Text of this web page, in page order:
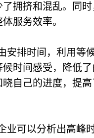
拥挤和混乱。同时
服务效率。
安排时间，利用等
时间感受，降低了
自己的进度，提高
业可以分析出高峰